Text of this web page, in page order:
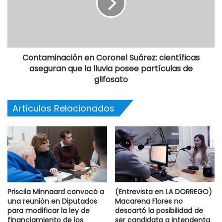
Contaminación en Coronel Suárez: científicas
aseguran que la lluvia posee partículas de
glifosato
Artículos Relacionados
Priscila Minnaard convocó a
una reunión en Diputados
para modificar la ley de
(Entrevista en LA DORREGO)
Macarena Flores no
descartó la posibilidad de